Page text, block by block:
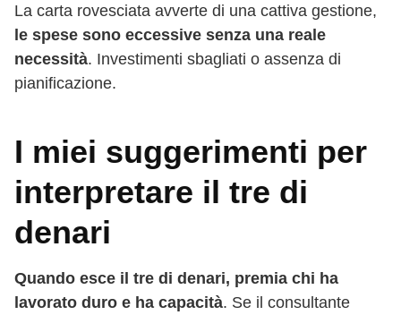
La carta rovesciata avverte di una cattiva gestione,
le spese sono eccessive senza una reale
necessità. Investimenti sbagliati o assenza di
pianificazione.
I miei suggerimenti per
interpretare il tre di
denari
Quando esce il tre di denari, premia chi ha
lavorato duro e ha capacità. Se il consultante